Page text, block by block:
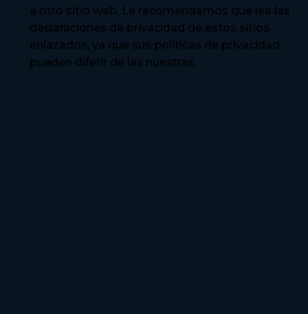
a otro sitio web. Le recomendamos que lea las
declaraciones de privacidad de estos sitios
enlazados, ya que sus políticas de privacidad
pueden diferir de las nuestras.